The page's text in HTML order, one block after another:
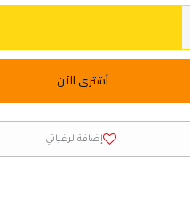
أشترى الأن
إضافة لرغباتي